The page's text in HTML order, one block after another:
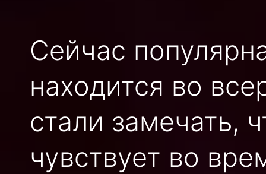
Сейчас
находится во
стали замечать,
чувствует во